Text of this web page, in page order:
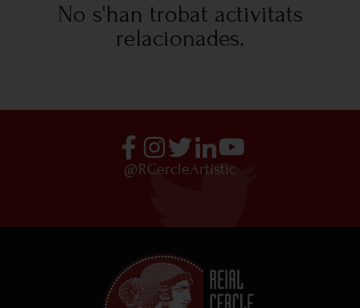
No s'han trobat activitats
relacionades.
@RCercleArtistic